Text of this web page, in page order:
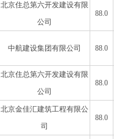
北京住总第六开发建设有限
公司
88.0
中航建设集团有限公司 88.0
北京住总第六开发建设有限
公司
88.0
北京金佳汇建筑工程有限公
司
88.0